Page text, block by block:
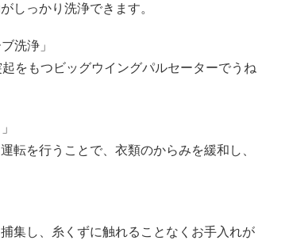
しっかり洗浄できます。
洗浄」
をもつビッグウイングパルセーターでうね
転を行うことで、衣類のからみを緩和し、
集し、糸くずに触れることなくお手入れが